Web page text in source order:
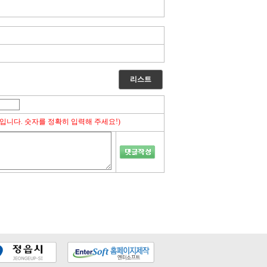
리스트
니다. 숫자를 정확히 입력해 주세요!)